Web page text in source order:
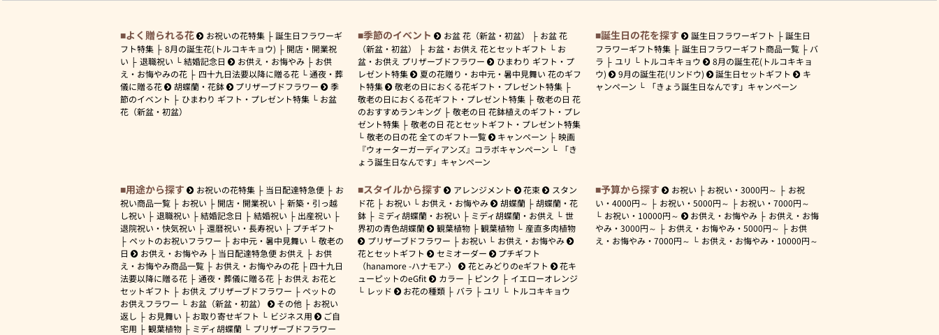
よく贈られる花 お祝いの花特集
誕生日フラワーギ
フト特集
8月の誕生花(トルコキキョウ)
開店・開業祝
い
退職祝い 結婚記念日 お供え・お悔やみ
お供
え・お悔やみの花
四十九日法要以降に贈る花
通夜・葬
儀に贈る花
胡蝶蘭・花鉢 プリザーブドフラワー
季
節のイベント
ひまわり ギフト・プレゼント特集
お盆
花（新盆・初盆）
季節のイベント お盆 花（新盆・初盆）
お盆 花
（新盆・初盆）
お盆・お供え 花とセットギフト
お
盆・お供え プリザーブドフラワー
ひまわり ギフト・プ
レゼント特集
夏の花贈り・お中元・暑中見舞い 花のギフ
ト特集
敬老の日におくる花ギフト・プレゼント特集
敬老の日におくる花ギフト・プレゼント特集
敬老の日 花
のおすすめランキング
敬老の日 花鉢植えのギフト・プレ
ゼント特集
敬老の日 花とセットギフト・プレゼント特集
敬老の日の花 全てのギフト一覧
キャンペーン
映画
『ウォーターガーディアンズ』コラボキャンペーン
「き
ょう誕生日なんです」キャンペーン
誕生日の花を探す 誕生日フラワーギフト
誕生日
フラワーギフト特集
誕生日フラワーギフト商品一覧
バ
ラ
ユリ トルコキキョウ
8月の誕生花(トルコキキョ
ウ)
9月の誕生花(リンドウ) 誕生日セットギフト
キ
ャンペーン
「きょう誕生日なんです」キャンペーン
用途から探す お祝いの花特集 当日配達特急便
お
祝い商品一覧
お祝い 開店・開業祝い
新築・引っ越
し祝い
退職祝い 結婚記念日 結婚祝い
出産祝い
退院祝い・快気祝い
還暦祝い・長寿祝い
プチギフト
ペットのお祝いフラワー
お中元・暑中見舞い
敬老の
日
お供え・お悔やみ 当日配達特急便 お供え
お供
え・お悔やみ商品一覧
お供え・お悔やみの花
四十九日
法要以降に贈る花
通夜・葬儀に贈る花
お供え お花と
セットギフト
お供え プリザーブドフラワー
ペットの
お供えフラワー
お盆（新盆・初盆） その他
お祝い
返し
お見舞い お取り寄せギフト ビジネス用
ご自
宅用
観葉植物 ミディ胡蝶蘭 プリザーブドフラワー
スタイルから探す アレンジメント 花束
スタン
ド花
お祝い お供え・お悔やみ 胡蝶蘭
胡蝶蘭・花
鉢
ミディ胡蝶蘭・お祝い ミディ胡蝶蘭・お供え
世
界初の青色胡蝶蘭
観葉植物 観葉植物
産直多肉植物
プリザーブドフラワー
お祝い
お供え・お悔やみ
花とセットギフト
セミオーダー
プチギフト
（hanamore -ハナモア-）
花とみどりのeギフト
花キ
ューピットのeGfit
カラー ピンク
イエローオレンジ
レッド
お花の種類 バラ ユリ トルコキキョウ
予算から探す お祝い お祝い・3000円～
お祝
い・ 4000円～ お祝い・ 5000円～ お祝い・7000円～
お祝い・ 10000円～ お供え・お悔やみ
お供え・お悔
やみ・ 3000円～ お供え・お悔やみ・ 5000円～
お供
え・お悔やみ・ 7000円～ お供え・お悔やみ・ 10000円～